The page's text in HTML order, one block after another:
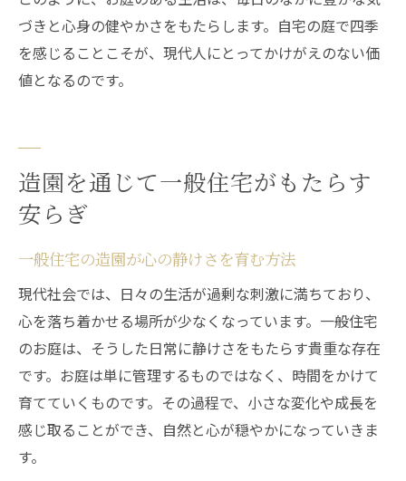
づきと心身の健やかさをもたらします。自宅の庭で四季
を感じることこそが、現代人にとってかけがえのない価
値となるのです。
造園を通じて一般住宅がもたらす
安らぎ
一般住宅の造園が心の静けさを育む方法
現代社会では、日々の生活が過剰な刺激に満ちており、
心を落ち着かせる場所が少なくなっています。一般住宅
のお庭は、そうした日常に静けさをもたらす貴重な存在
です。お庭は単に管理するものではなく、時間をかけて
育てていくものです。その過程で、小さな変化や成長を
感じ取ることができ、自然と心が穏やかになっていきま
す。